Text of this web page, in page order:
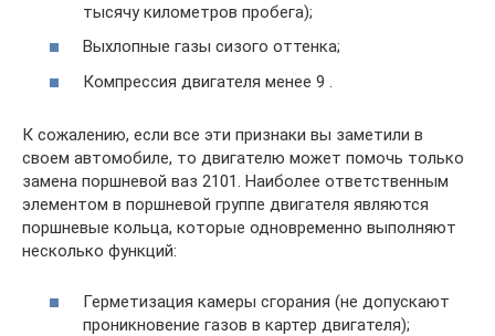
тысячу километров пробега);
Выхлопные газы сизого оттенка;
Компрессия двигателя менее 9 .
К сожалению, если все эти признаки вы заметили в
своем автомобиле, то двигателю может помочь только
замена поршневой ваз 2101. Наиболее ответственным
элементом в поршневой группе двигателя являются
поршневые кольца, которые одновременно выполняют
несколько функций:
Герметизация камеры сгорания (не допускают
проникновение газов в картер двигателя);